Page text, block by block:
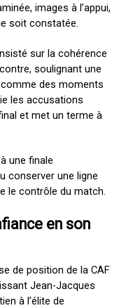
images à l’appui,
soit constatée.
sur la cohérence
soulignant une
des moments
les accusations
et met un terme à
une finale
conserver une ligne
le contrôle du match.
en son
de position de la CAF
Jean-Jacques
à l’élite de